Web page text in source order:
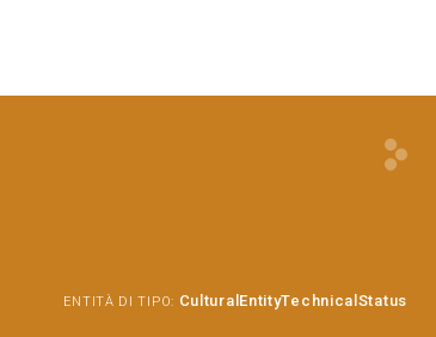
ENTITÀ DI TIPO: CulturalEntityTechnicalStatus